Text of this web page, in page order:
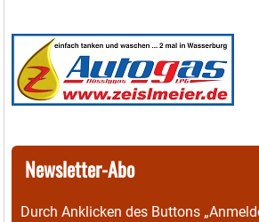
Newsletter-Abo
Durch Anklicken des Buttons